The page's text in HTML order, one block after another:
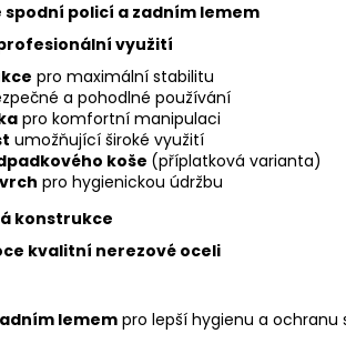
policí a zadním lemem
využití
pro maximální stabilitu
a pohodlné používání
pro komfortní manipulaci
umožňující široké využití
koše (příplatková varianta)
pro hygienickou údržbu
konstrukce
kvalitní nerezové oceli
lemem pro lepší hygienu a ochranu